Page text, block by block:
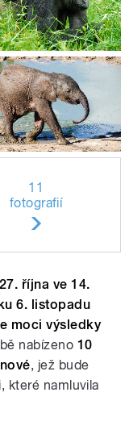
11
fotografií
října ve 14.
6. listopadu
moci výsledky
nabízeno 10
, jež bude
které namluvila